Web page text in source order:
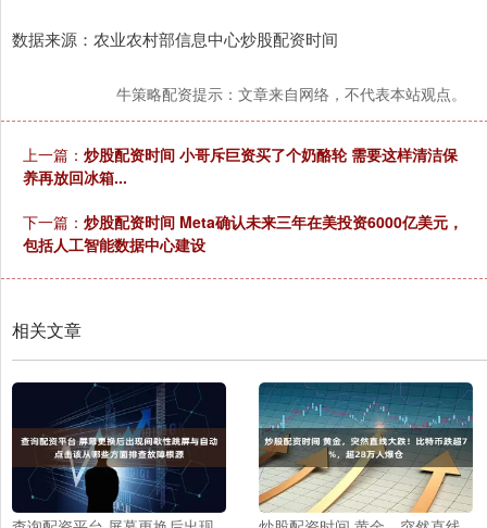
数据来源：农业农村部信息中心炒股配资时间
牛策略配资提示：文章来自网络，不代表本站观点。
上一篇： 炒股配资时间 小哥斥巨资买了个奶酪轮 需要这样清洁保
养再放回冰箱...
下一篇： 炒股配资时间 Meta确认未来三年在美投资6000亿美元，
包括人工智能数据中心建设
相关文章